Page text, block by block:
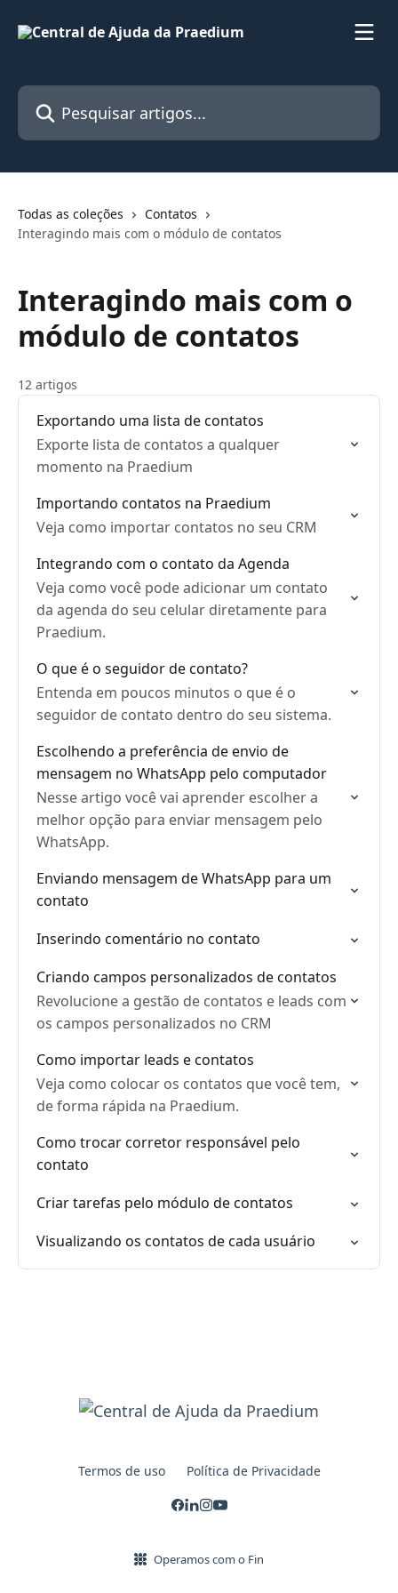
Pesquisar artigos...
Todas as coleções
Contatos
Interagindo mais com o módulo de contatos
Interagindo mais com o
módulo de contatos
12 artigos
Exportando uma lista de contatos
Exporte lista de contatos a qualquer
momento na Praedium
Importando contatos na Praedium
Veja como importar contatos no seu CRM
Integrando com o contato da Agenda
Veja como você pode adicionar um contato
da agenda do seu celular diretamente para
Praedium.
O que é o seguidor de contato?
Entenda em poucos minutos o que é o
seguidor de contato dentro do seu sistema.
Escolhendo a preferência de envio de
mensagem no WhatsApp pelo computador
Nesse artigo você vai aprender escolher a
melhor opção para enviar mensagem pelo
WhatsApp.
Enviando mensagem de WhatsApp para um
contato
Inserindo comentário no contato
Criando campos personalizados de contatos
Revolucione a gestão de contatos e leads com
os campos personalizados no CRM
Como importar leads e contatos
Veja como colocar os contatos que você tem,
de forma rápida na Praedium.
Como trocar corretor responsável pelo
contato
Criar tarefas pelo módulo de contatos
Visualizando os contatos de cada usuário
Termos de uso Política de Privacidade
Operamos com o Fin